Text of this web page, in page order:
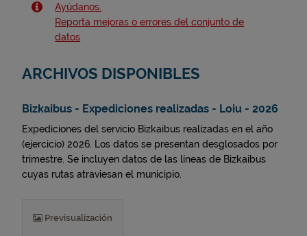
Ayúdanos.
Reporta mejoras o errores del conjunto de
datos
ARCHIVOS DISPONIBLES
Bizkaibus - Expediciones realizadas - Loiu - 2026
Expediciones del servicio Bizkaibus realizadas en el año
(ejercicio) 2026. Los datos se presentan desglosados por
trimestre. Se incluyen datos de las líneas de Bizkaibus
cuyas rutas atraviesan el municipio.
Previsualización